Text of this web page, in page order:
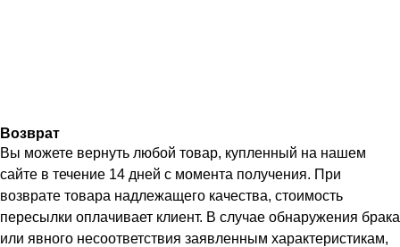
Возврат
Вы можете вернуть любой товар, купленный на нашем
сайте в течение 14 дней с момента получения. При
возврате товара надлежащего качества, стоимость
пересылки оплачивает клиент. В случае обнаружения брака
или явного несоответствия заявленным характеристикам,